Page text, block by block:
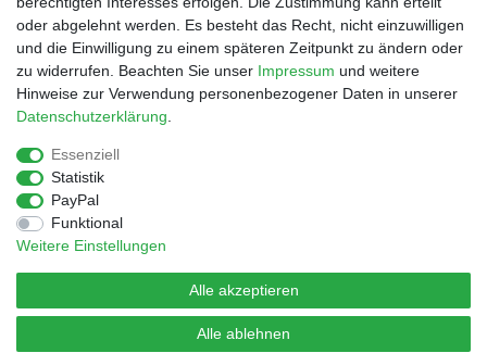
Mein Konto
Kontakt
Facebook
Service
Impressum
Widerrufs­recht
oder abgelehnt werden. Es besteht das Recht, nicht einzuwilligen
und die Einwilligung zu einem späteren Zeitpunkt zu ändern oder
zu widerrufen. Beachten Sie unser Impressum und weitere
Hinweise zur Verwendung personenbezogener Daten in unserer
Daten­schutz­erklärung
Essenziell
Statistik
PayPal
Funktional
Weitere Einstellungen
Alle akzeptieren
Alle ablehnen